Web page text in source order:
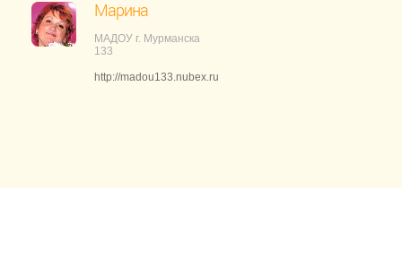
Марина
МАДОУ г. Мурманска
133
http://madou133.nubex.ru